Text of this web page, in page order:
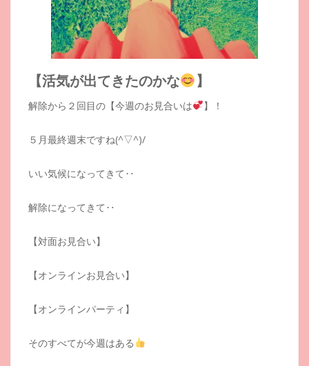
【活気が出てきたのかな 】
解除から２回目の【今週のお見合いは 】！
５月最終週末ですね(^▽^)/
いい気候になってきて‥
解除になってきて‥
【対面お見合い】
【オンラインお見合い】
【オンラインパーティ】
そのすべてが今週はある